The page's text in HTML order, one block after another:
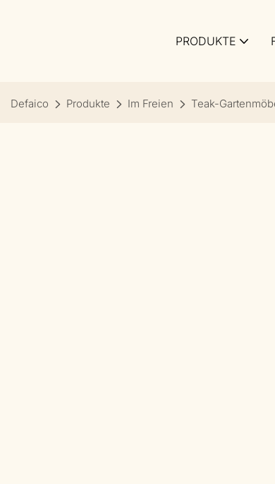
PRODUKTE
Defaico Produkte Im Freien Teak-